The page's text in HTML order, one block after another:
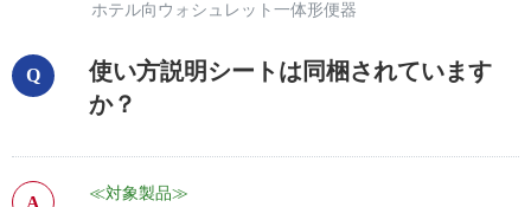
ホテル向ウォシュレット一体形便器
使い方説明シートは同梱されています
か？
≪対象製品≫